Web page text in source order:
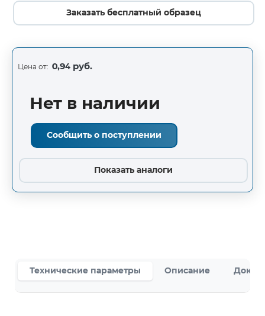
Заказать бесплатный образец
Цена от: 0,94 руб.
Нет в наличии
Сообщить о поступлении
Показать аналоги
Технические параметры Описание